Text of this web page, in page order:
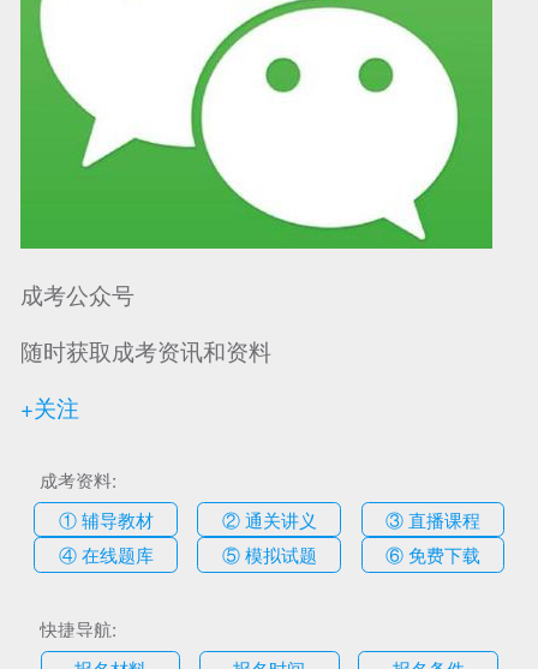
可信网站信用评 网络警察提醒你 诚信网站
成考公众号
随时获取成考资讯和资料
+关注
成考资料:
① 辅导教材
② 通关讲义
③ 直播课程
④ 在线题库
⑤ 模拟试题 ⑥ 免费下载
快捷导航: